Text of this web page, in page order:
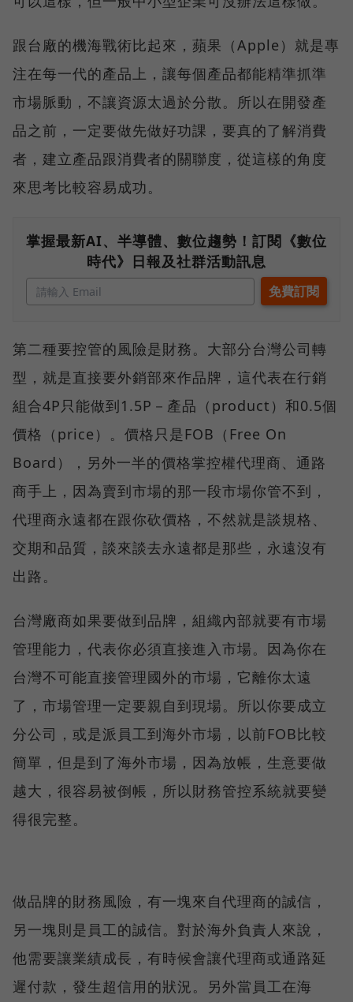
跟台廠的機海戰術比起來，蘋果（Apple）就是專
注在每一代的產品上，讓每個產品都能精準抓準
市場脈動，不讓資源太過於分散。所以在開發產
品之前，一定要做先做好功課，要真的了解消費
者，建立產品跟消費者的關聯度，從這樣的角度
來思考比較容易成功。
掌握最新AI、半導體、數位趨勢！訂閱《數位
時代》日報及社群活動訊息
第二種要控管的風險是財務。大部分台灣公司轉
型，就是直接要外銷部來作品牌，這代表在行銷
組合4P只能做到1.5P－產品（product）和0.5個
價格（price）。價格只是FOB（Free On
Board），另外一半的價格掌控權代理商、通路
商手上，因為賣到市場的那一段市場你管不到，
代理商永遠都在跟你砍價格，不然就是談規格、
交期和品質，談來談去永遠都是那些，永遠沒有
出路。
台灣廠商如果要做到品牌，組織內部就要有市場
管理能力，代表你必須直接進入市場。因為你在
台灣不可能直接管理國外的市場，它離你太遠
了，市場管理一定要親自到現場。所以你要成立
分公司，或是派員工到海外市場，以前FOB比較
簡單，但是到了海外市場，因為放帳，生意要做
越大，很容易被倒帳，所以財務管控系統就要變
得很完整。
做品牌的財務風險，有一塊來自代理商的誠信，
另一塊則是員工的誠信。對於海外負責人來說，
他需要讓業績成長，有時候會讓代理商或通路延
遲付款，發生超信用的狀況。另外當員工在海